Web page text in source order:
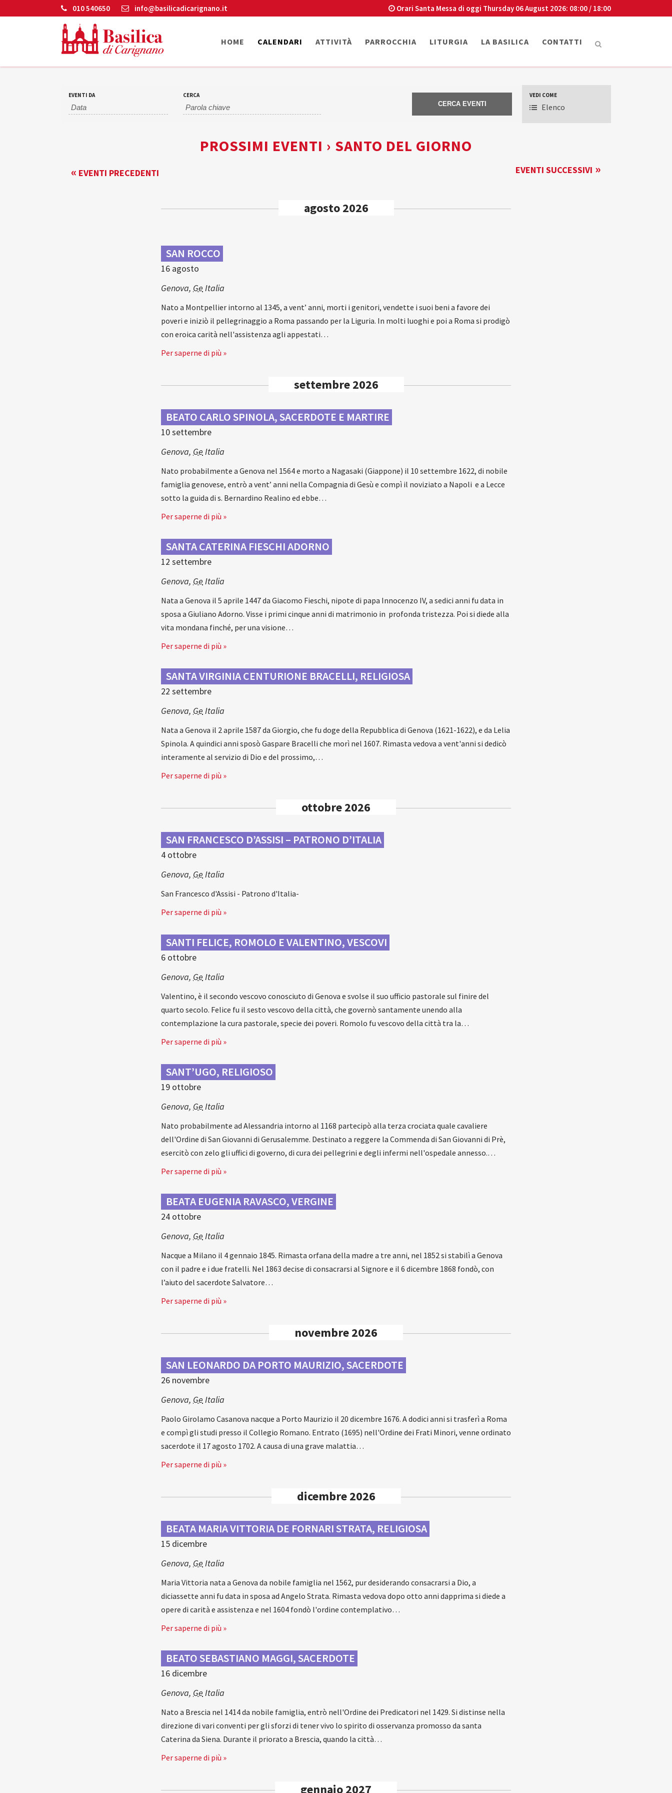
010 540650 info@basilicadicarignano.it Orari Santa Messa di oggi Thursday 06 August 2026: 08:00 / 18:00
HOME CALENDARI ATTIVITÀ PARROCCHIA LITURGIA LA BASILICA CONTATTI
VISUALIZZAZIONI
EVENTO
VEDI COME
Elenco
EVENTI DA CERCA
PROSSIMI EVENTI › SANTO DEL GIORNO
EVENTI
« EVENTI PRECEDENTI EVENTI »
SUCCESSIVI
agosto 2026
SAN ROCCO
16 agosto
Genova, Ge Italia
Nato a Montpellier intorno al 1345, a vent’ anni, morti i genitori, vendette i suoi beni a favore dei
poveri e iniziò il pellegrinaggio a Roma passando per la Liguria. In molti luoghi e poi a Roma si prodigò
con eroica carità nell'assistenza agli appestati…
Per saperne di più »
settembre 2026
BEATO CARLO SPINOLA, SACERDOTE E MARTIRE
10 settembre
Genova, Ge Italia
Nato probabilmente a Genova nel 1564 e morto a Nagasaki (Giappone) il 10 settembre 1622, di nobile
famiglia genovese, entrò a vent’ anni nella Compagnia di Gesù e compì il noviziato a Napoli e a Lecce
sotto la guida di s. Bernardino Realino ed ebbe…
Per saperne di più »
SANTA CATERINA FIESCHI ADORNO
12 settembre
Genova, Ge Italia
Nata a Genova il 5 aprile 1447 da Giacomo Fieschi, nipote di papa Innocenzo IV, a sedici anni fu data in
sposa a Giuliano Adorno. Visse i primi cinque anni di matrimonio in profonda tristezza. Poi si diede alla
vita mondana finché, per una visione…
Per saperne di più »
SANTA VIRGINIA CENTURIONE BRACELLI, RELIGIOSA
22 settembre
Genova, Ge Italia
Nata a Genova il 2 aprile 1587 da Giorgio, che fu doge della Repubblica di Genova (1621-1622), e da Lelia
Spinola. A quindici anni sposò Gaspare Bracelli che morì nel 1607. Rimasta vedova a vent'anni si dedicò
interamente al servizio di Dio e del prossimo,…
Per saperne di più »
ottobre 2026
SAN FRANCESCO D’ASSISI – PATRONO D’ITALIA
4 ottobre
Genova, Ge Italia
San Francesco d'Assisi - Patrono d'Italia-
Per saperne di più »
SANTI FELICE, ROMOLO E VALENTINO, VESCOVI
6 ottobre
Genova, Ge Italia
Valentino, è il secondo vescovo conosciuto di Genova e svolse il suo ufficio pastorale sul finire del
quarto secolo. Felice fu il sesto vescovo della città, che governò santamente unendo alla
contemplazione la cura pastorale, specie dei poveri. Romolo fu vescovo della città tra la…
Per saperne di più »
SANT’UGO, RELIGIOSO
19 ottobre
Genova, Ge Italia
Nato probabilmente ad Alessandria intorno al 1168 partecipò alla terza crociata quale cavaliere
dell'Ordine di San Giovanni di Gerusalemme. Destinato a reggere la Commenda di San Giovanni di Prè,
esercitò con zelo gli uffici di governo, di cura dei pellegrini e degli infermi nell'ospedale annesso.…
Per saperne di più »
BEATA EUGENIA RAVASCO, VERGINE
24 ottobre
Genova, Ge Italia
Nacque a Milano il 4 gennaio 1845. Rimasta orfana della madre a tre anni, nel 1852 si stabilì a Genova
con il padre e i due fratelli. Nel 1863 decise di consacrarsi al Signore e il 6 dicembre 1868 fondò, con
l’aiuto del sacerdote Salvatore…
Per saperne di più »
novembre 2026
SAN LEONARDO DA PORTO MAURIZIO, SACERDOTE
26 novembre
Genova, Ge Italia
Paolo Girolamo Casanova nacque a Porto Maurizio il 20 dicembre 1676. A dodici anni si trasferì a Roma
e compì gli studi presso il Collegio Romano. Entrato (1695) nell'Ordine dei Frati Minori, venne ordinato
sacerdote il 17 agosto 1702. A causa di una grave malattia…
Per saperne di più »
dicembre 2026
BEATA MARIA VITTORIA DE FORNARI STRATA, RELIGIOSA
15 dicembre
Genova, Ge Italia
Maria Vittoria nata a Genova da nobile famiglia nel 1562, pur desiderando consacrarsi a Dio, a
diciassette anni fu data in sposa ad Angelo Strata. Rimasta vedova dopo otto anni dapprima si diede a
opere di carità e assistenza e nel 1604 fondò l'ordine contemplativo…
Per saperne di più »
BEATO SEBASTIANO MAGGI, SACERDOTE
16 dicembre
Genova, Ge Italia
Nato a Brescia nel 1414 da nobile famiglia, entrò nell'Ordine dei Predicatori nel 1429. Si distinse nella
direzione di vari conventi per gli sforzi di tener vivo lo spirito di osservanza promosso da santa
Caterina da Siena. Durante il priorato a Brescia, quando la città…
Per saperne di più »
gennaio 2027